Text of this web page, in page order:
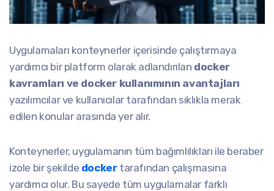
Uygulamaları konteynerler içerisinde çalıştırmaya
yardımcı bir platform olarak adlandırılan docker
kavramları ve docker kullanımının avantajları
yazılımcılar ve kullanıcılar tarafından sıklıkla merak
edilen konular arasında yer alır.
Konteynerler, uygulamanın tüm bağımlılıkları ile beraber
izole bir şekilde docker tarafından çalışmasına
yardımcı olur. Bu sayede tüm uygulamalar farklı